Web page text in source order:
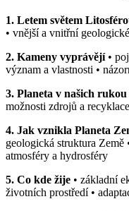
1. Letem světem
• vnější a vnitřní
2. Kameny vyprávějí•
význam a vlastnosti •
3. Planeta v našich rukou
možnosti zdrojů a
4. Jak vznikla Planeta
geologická struktura Země
atmosféry a hydrosféry
5. Co kde žije • základní
životních prostředí •